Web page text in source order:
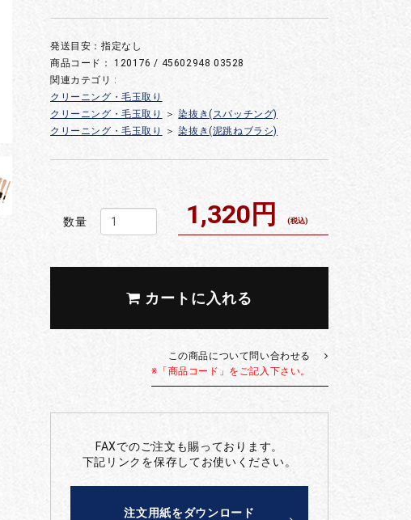
発送目安：指定なし
商品コード：120176 / 45602948 03528
関連カテゴリ :
クリーニング・毛玉取り
クリーニング・毛玉取り
＞ 染抜き(スパッチング)
クリーニング・毛玉取り
＞ 染抜き(泥跳ねブラシ)
数量 1,320円 (税込)
カートに入れる
この商品について問い合わせる
※「商品コード」をご記入下さい。
FAXでのご注文も賜っております。
下記リンクを保存してお使いください。
注文用紙をダウンロード